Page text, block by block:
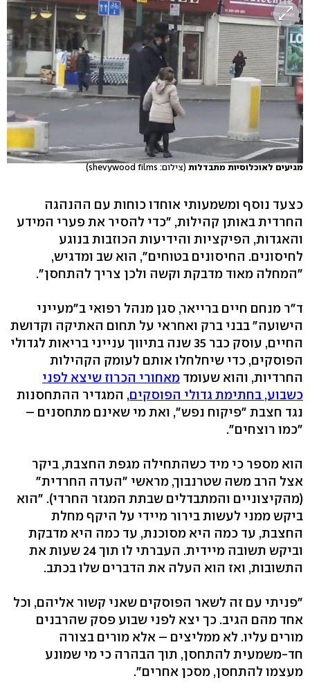
מגיעים לאוכלוסיות מתבדלות(צילום: shevywood films)
כצעד נוסף ומשמעותי אוחדו כוחות עם ההנהגה
החרדית באותן קהילות, "כדי להסיר את פערי המידע
והאגדות, הפיקציות והידיעות הכוזבות בנוגע
לחיסונים. החיסונים בטוחים", הוא שב ומדגיש,
"המחלה מאוד מדבקת וקשה ולכן צריך להתחסן".
ד"ר מנחם חיים ברייאר, סגן מנהל רפואי ב"מעייני
הישועה" בבני ברק ואחראי על תחום האתיקה וקדושת
החיים, עוסק כבר 35 שנה בתיווך ענייני בריאות לגדולי
הפוסקים, כדי שיחלחלו אותם לעומק הקהילות
החרדיות, והוא שעומד מאחורי הכרוז שיצא לפני
כשבוע, בחתימת גדולי הפוסקים, המגדיר ההתחסנות
נגד חצבת "פיקוח נפש", ואת מי שאינם מתחסנים –
"כמו רוצחים".
הוא מספר כי מיד כשהתחילה מגפת החצבת, ביקר
אצל הרב משה שטרנבוך, מראשי "העדה החרדית"
(מהקיצוניים והמתבדלים שבתת המגזר החרדי). "הוא
ביקש ממני לעשות בירור מיידי על היקף מחלת
החצבת, עד כמה היא מסוכנת, עד כמה היא מדבקת
וביקש תשובה מיידית. העברתי לו תוך 24 שעות את
התשובות, ואז הוא העלה את הדברים שלו בכתב.
"פניתי עם זה לשאר הפוסקים שאני קשור אליהם, וכל
אחד מהם הגיב. כך יצא לפני שבוע פסק שהרבנים
מורים עליו. לא ממליצים – אלא מורים בצורה
חד-משמעית להתחסן, תוך הבהרה כי מי שמונע
מעצמו להתחסן, מסכן אחרים".